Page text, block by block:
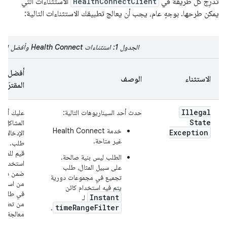
يمكن طرحها. بوجهٍ عام، يجب أن يعالج تطبيقك الاستثناءات التالية:
الجدول 1: استثناءات Health Connect وأفضل الممارسات المقترَحة
الاستثناء الوصف
أفضل
Illegal
State
Exception
حدث أحد السيناريوهات التالية:
خدمة Health Connect
غير متاحة.
الطلب ليس بنية صالحة.
على سبيل المثال، طلب
تجميع في مجموعات دورية
يتم فيه استخدام كائن
Instant لـ
timeRangeFilter
.
عليك
المشاكل
طلب. من
قيم
ضمن
من
في
من
معالجة